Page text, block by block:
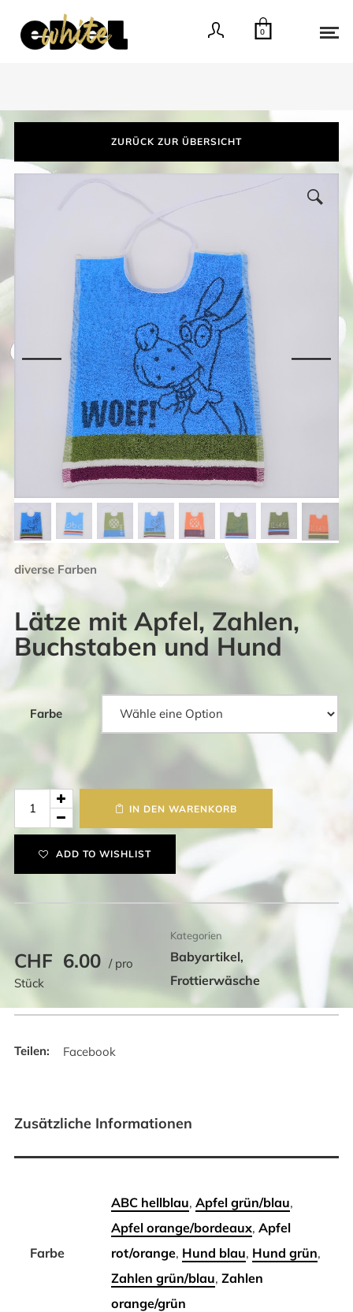
0
ZURÜCK ZUR ÜBERSICHT
diverse Farben
Lätze mit Apfel, Zahlen,
Buchstaben und Hund
Farbe
und
Menge
IN DEN WARENKORB
ADD TO WISHLIST
CHF 6.00 / pro
Stück
Kategorien
Babyartikel,
Frottierwäsche
Facebook
Zusätzliche Informationen
Farbe
ABC hellblau, Apfel grün/blau,
Apfel orange/bordeaux, Apfel
rot/orange, Hund blau, Hund grün,
Zahlen grün/blau, Zahlen
orange/grün